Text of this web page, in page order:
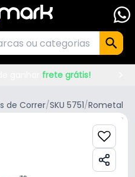
frete grátis!
de Correr/SKU 5751/Rometal